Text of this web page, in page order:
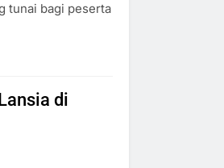
tunai bagi peserta
di